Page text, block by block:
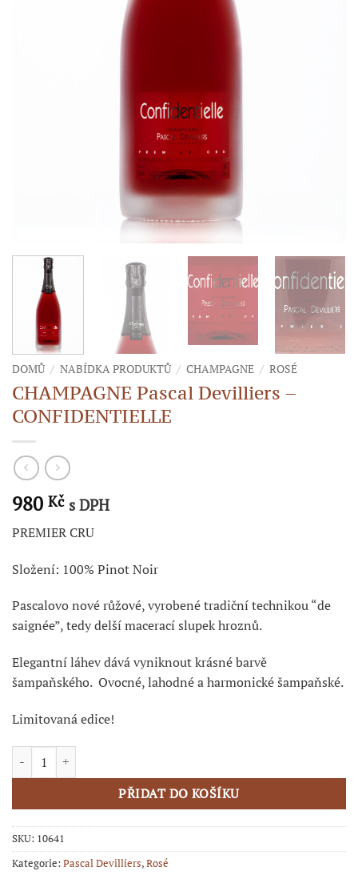
DOMŮ / NABÍDKA PRODUKTŮ / CHAMPAGNE / ROSÉ
CHAMPAGNE Pascal Devilliers –
CONFIDENTIELLE
980 Kč s DPH
PREMIER CRU
Složení: 100% Pinot Noir
Pascalovo nové růžové, vyrobené tradiční technikou “de
saignée”, tedy delší macerací slupek hroznů.
Elegantní láhev dává vyniknout krásné barvě
šampaňského. Ovocné, lahodné a harmonické šampaňské.
Limitovaná edice!
CHAMPAGNE Pascal Devilliers - CONFIDENTIELLE množství
PŘIDAT DO KOŠÍKU
SKU: 10641
Kategorie:Pascal Devilliers,Rosé